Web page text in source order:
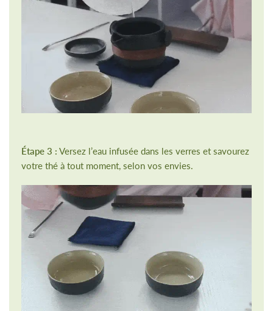
Étape 3 : Versez l’eau infusée dans les verres et savourez
votre thé à tout moment, selon vos envies.